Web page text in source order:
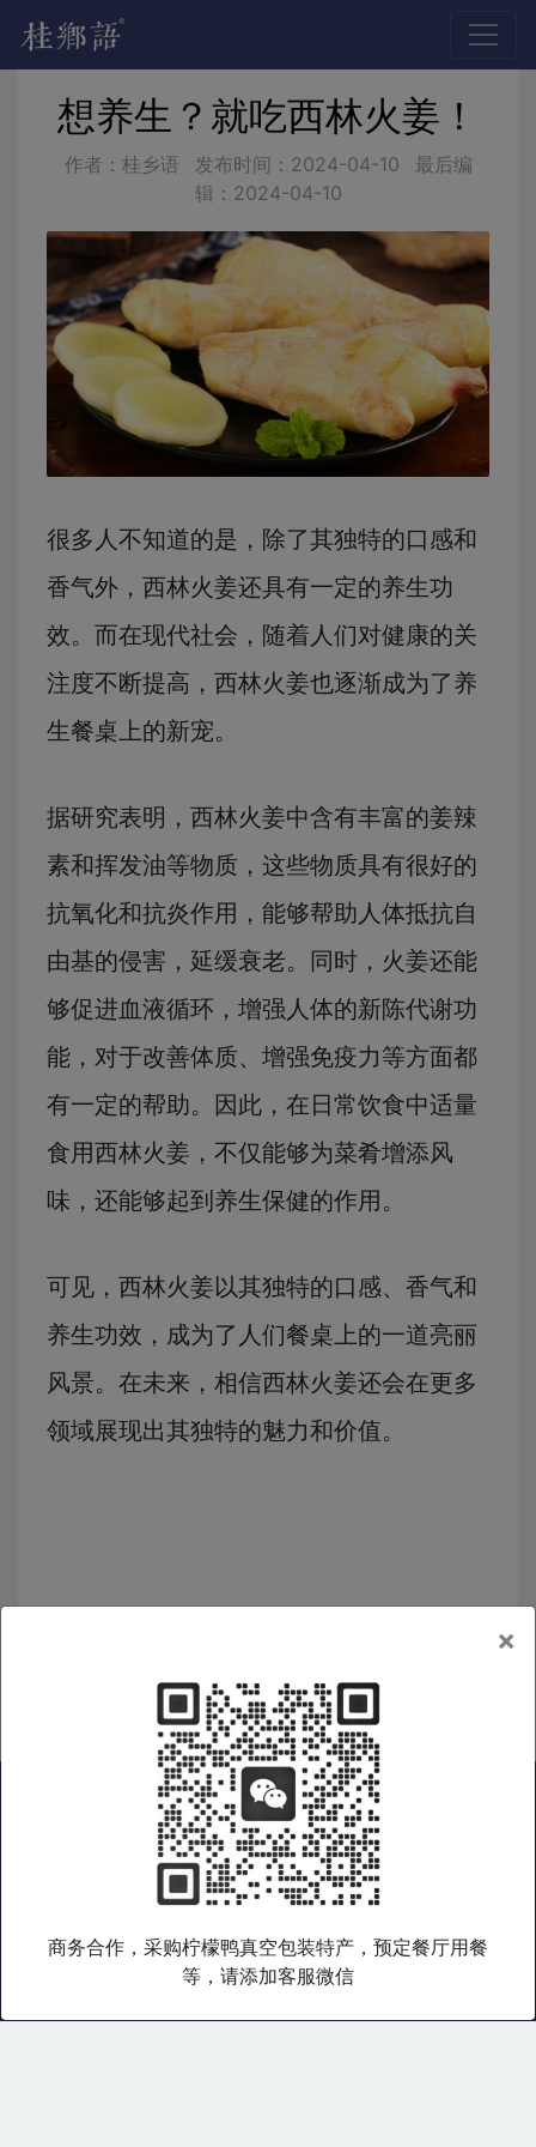
想养生？就吃西林火姜！
作者：桂乡语 发布时间： 2024-04-10
最后编
辑： 2024-04-10
很多人不知道的是，除了其独特的口感和
香气外，西林火姜还具有一定的养生功
效。而在现代社会，随着人们对健康的关
注度不断提高，西林火姜也逐渐成为了养
生餐桌上的新宠。
据研究表明，西林火姜中含有丰富的姜辣
素和挥发油等物质，这些物质具有很好的
抗氧化和抗炎作用，能够帮助人体抵抗自
由基的侵害，延缓衰老。同时，火姜还能
够促进血液循环，增强人体的新陈代谢功
能，对于改善体质、增强免疫力等方面都
有一定的帮助。因此，在日常饮食中适量
食用西林火姜，不仅能够为菜肴增添风
味，还能够起到养生保健的作用。
可见，西林火姜以其独特的口感、香气和
养生功效，成为了人们餐桌上的一道亮丽
风景。在未来，相信西林火姜还会在更多
领域展现出其独特的魅力和价值。
广西特产| 广西旅游|广西企业
|礼品集采|广西老乡会|
服务条款
隐私政策
桂乡语是广西特色产品综合数字门户，专注于广西好物和桂乡文化
输出，致力于通过打造广西特色产品文化数字平台，帮助广西产品
×
商务合作，采购柠檬鸭真空包装特产，预定餐厅用餐
等，请添加客服微信